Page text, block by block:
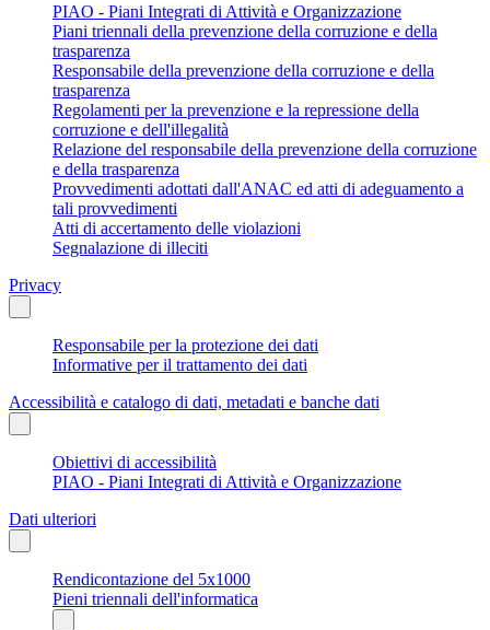
PIAO - Piani Integrati di Attività e Organizzazione
Piani triennali della prevenzione della corruzione e della
trasparenza
Responsabile della prevenzione della corruzione e della
trasparenza
Regolamenti per la prevenzione e la repressione della
corruzione e dell'illegalità
Relazione del responsabile della prevenzione della corruzione
e della trasparenza
Provvedimenti adottati dall'ANAC ed atti di adeguamento a
tali provvedimenti
Atti di accertamento delle violazioni
Segnalazione di illeciti
Privacy
Responsabile per la protezione dei dati
Informative per il trattamento dei dati
Accessibilità e catalogo di dati, metadati e banche dati
Obiettivi di accessibilità
PIAO - Piani Integrati di Attività e Organizzazione
Dati ulteriori
Rendicontazione del 5x1000
Pieni triennali dell'informatica